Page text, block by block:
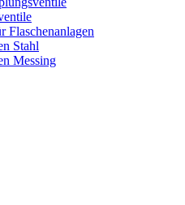
Flaschenanlagen
Stahl
Messing